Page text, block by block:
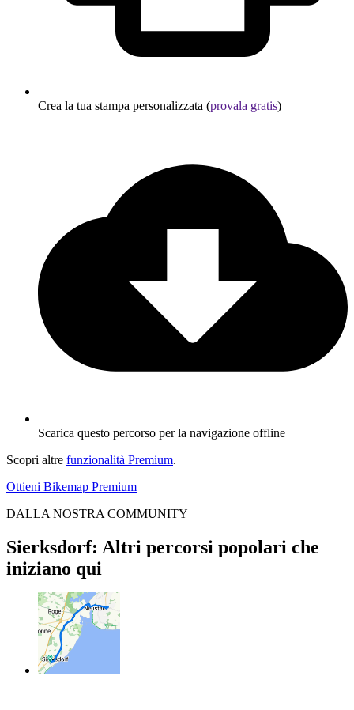
Crea la tua stampa personalizzata (provala gratis)
Scarica questo percorso per la navigazione offline
Scopri altre funzionalità Premium.
Ottieni Bikemap Premium
DALLA NOSTRA COMMUNITY
Sierksdorf: Altri percorsi popolari che
iniziano qui